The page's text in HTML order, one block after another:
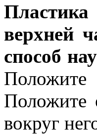
верхней
способ
Положите
вокруг